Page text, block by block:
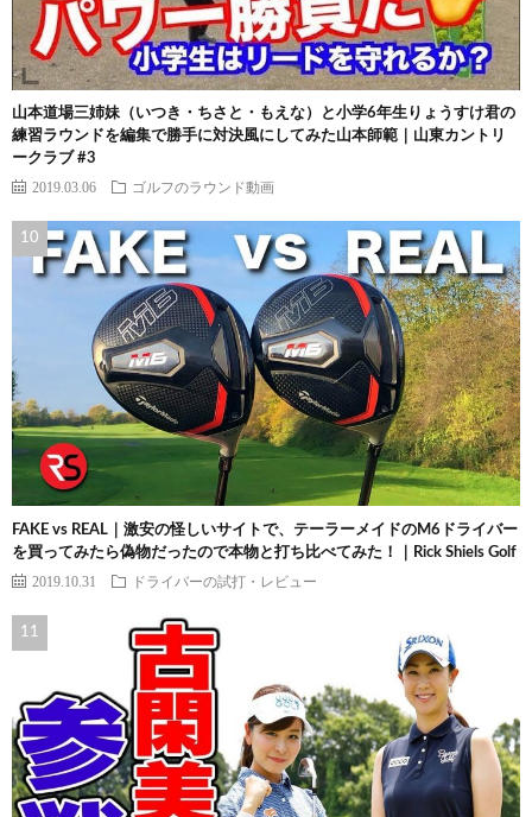
山本道場三姉妹（いつき・ちさと・もえな）と小学6年生りょうすけ君の
練習ラウンドを編集で勝手に対決風にしてみた山本師範｜山東カントリ
ークラブ #3
2019.03.06 ゴルフのラウンド動画
FAKE vs REAL｜激安の怪しいサイトで、テーラーメイドのM6ドライバー
を買ってみたら偽物だったので本物と打ち比べてみた！｜Rick Shiels Golf
2019.10.31 ドライバーの試打・レビュー